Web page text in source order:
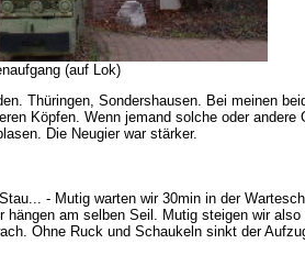
(auf Lok)
Thüringen, Sondershausen. Bei meinen
Köpfen. Wenn jemand solche oder andere
Die Neugier war stärker.
- Mutig warten wir 30min in der
am selben Seil. Mutig steigen wir
Ohne Ruck und Schaukeln sinkt der